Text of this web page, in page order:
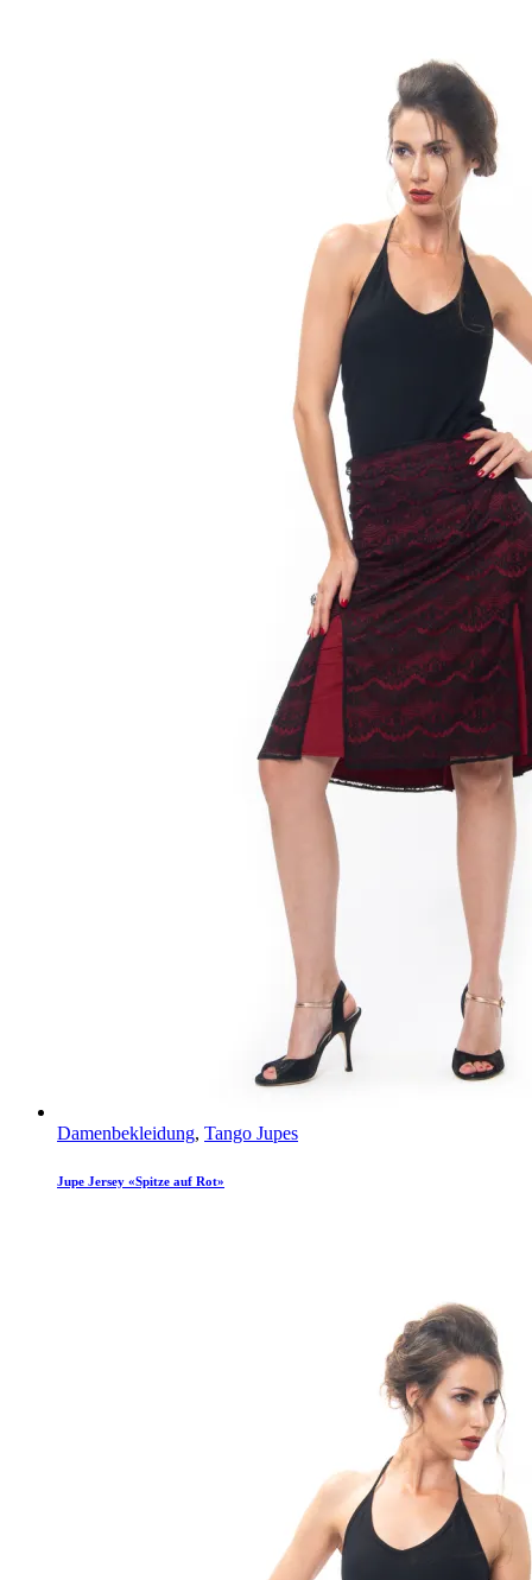
Damenbekleidung, Tango Jupes
Jupe Jersey «Spitze auf Rot»